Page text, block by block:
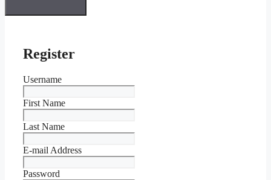
Register
Username
First Name
Last Name
E-mail Address
Password